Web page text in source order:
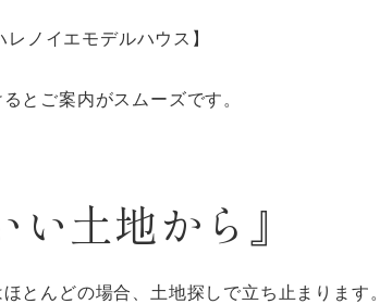
ノイエモデルハウス】
とご案内がスムーズです。
い土地から』
とんどの場合、土地探しで立ち止まります。